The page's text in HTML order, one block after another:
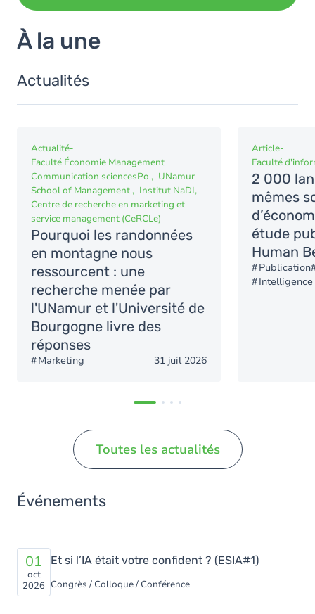
À la une
Actualités
Actualité-
Faculté Économie Management
Communication sciencesPo
UNamur
School of Management
Institut NaDI
Centre de recherche en marketing et
service management (CeRCLe)
Pourquoi les randonnées
en montagne nous
ressourcent : une
recherche menée par
l'UNamur et l'Université de
Bourgogne livre des
réponses
Marketing 31 juil 2026
Article-
Faculté
2 000
mêmes
étude
Human
Publication
Toutes les actualités
Événements
01
oct
2026
Et si l’IA était votre confident ? (ESIA#1)
Congrès / Colloque / Conférence